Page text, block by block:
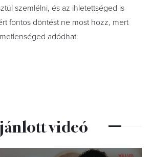
szemlélni, és az ihletettséged is
fontos döntést ne most hozz, mert
adódhat.
videó